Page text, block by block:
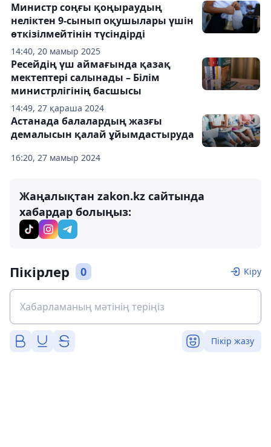
14:40, 20 мамыр 2025
Министр соңғы қоңыраудың
неліктен 9-сынып оқушылары үшін
өткізілмейтінін түсіндірді
14:49, 27 қараша 2024
Ресейдің үш аймағында қазақ
мектептері салынады – Білім
министрлігінің басшысы
16:20, 27 мамыр 2024
Астанада балалардың жазғы
демалысын қалай ұйымдастыруда
Жаңалықтан zakon.kz сайтында
хабардар болыңыз:
Пікірлер 0 Кіру
Пікір жазу